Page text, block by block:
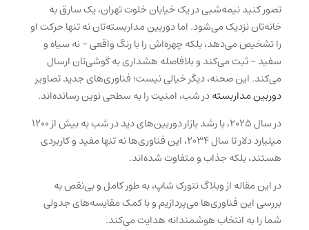
تصور کنید نیمه‌شبی در یک خیابان خلوت تهران، یک سارق به
خانه‌تان نزدیک می‌شود. اما دوربین مداربسته‌تان نه تنها حرکت او
را تشخیص می‌دهد، بلکه چهره‌اش را با رنگ واقعی – نه سیاه و
سفید – ثبت می‌کند و بلافاصله هشداری به گوشی‌تان ارسال
می‌کند. این صحنه، دیگر خیالی نیست؛ فناوری‌های جدید تصاویر
دوربین مداربستهدر شب، امنیت را به سطحی نوین رسانده‌اند.
در سال ۲۰۲۵، با رشد بازار دوربین‌های دید در شب به بیش از ۱۲۰۰
میلیارد دلار تا سال ۲۰۳۴، این فناوری‌ها نه تنها مفید و کاربردی
هستند، بلکه جذاب و متفاوت شده‌اند.
در این مقاله از وبلاگ نتورک شاپ، به طور کامل و بی‌نقص به
بررسی این فناوری‌ها می‌پردازیم و با کمک مقایسه‌های جدولی
شما را به انتخاب هوشمندانه هدایت می‌کند.